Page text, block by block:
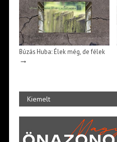
Búzás Huba: Élek még, de félek
→
Kiemelt